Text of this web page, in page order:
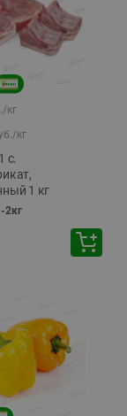
кг
кг
с.
1 кг
2кг